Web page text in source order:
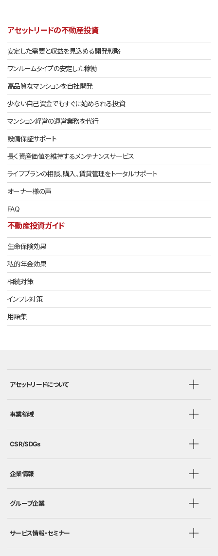
アセットリードの不動産投資
安定した需要と収益を見込める開発戦略
ワンルームタイプの安定した稼働
高品質なマンションを自社開発
少ない自己資金でもすぐに始められる投資
マンション経営の運営業務を代行
設備保証サポート
長く資産価値を維持するメンテナンスサービス
ライフプランの相談、購入、賃貸管理をトータルサポート
オーナー様の声
FAQ
不動産投資ガイド
生命保険効果
私的年金効果
相続対策
インフレ対策
用語集
アセットリードについて
事業領域
CSR/SDGs
企業情報
グループ企業
サービス情報・セミナー